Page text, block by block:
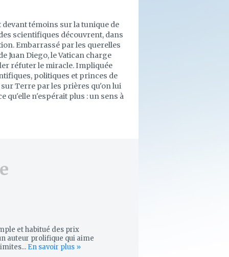
devant témoins sur la tunique de
scientifiques découvrent, dans
Embarrassé par les querelles
Juan Diego, le Vatican charge
réfuter le miracle. Impliquée
politiques et princes de
Terre par les prières qu'on lui
qu'elle n'espérait plus : un sens à
et habitué des prix
auteur prolifique qui aime
En savoir plus »